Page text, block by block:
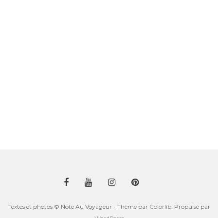
Textes et photos © Note Au Voyageur - Thème par Colorlib. Propulsé par